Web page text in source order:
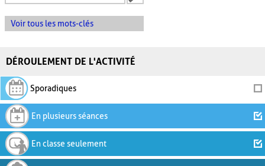
Voir tous les mots-clés
DÉROULEMENT DE L'ACTIVITÉ
Sporadiques
En plusieurs séances
En classe seulement